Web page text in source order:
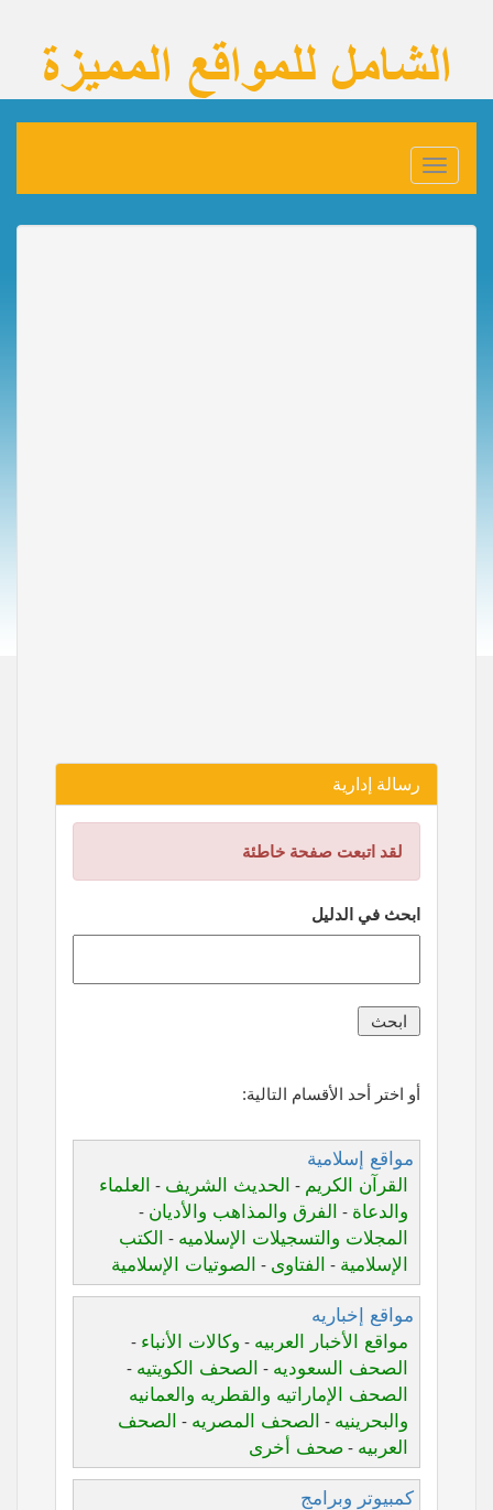
Toggle
navigation
رسالة إدارية
لقد اتبعت صفحة خاطئة
ابحث في الدليل
أو اختر أحد الأقسام التالية:
مواقع إسلامية
القرآن الكريم - الحديث الشريف - العلماء
والدعاة - الفرق والمذاهب والأديان -
المجلات والتسجيلات الإسلاميه - الكتب
الإسلامية - الفتاوى - الصوتيات الإسلامية
مواقع إخباريه
مواقع الأخبار العربيه - وكالات الأنباء -
الصحف السعوديه - الصحف الكويتيه -
الصحف الإماراتيه والقطريه والعمانيه
والبحرينيه - الصحف المصريه - الصحف
العربيه - صحف أخرى
كمبيوتر وبرامج